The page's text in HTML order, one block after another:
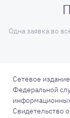
Одна заявка во
Сетевое
Федеральной
Свидетельство